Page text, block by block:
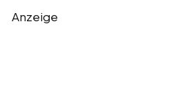
Anzeige